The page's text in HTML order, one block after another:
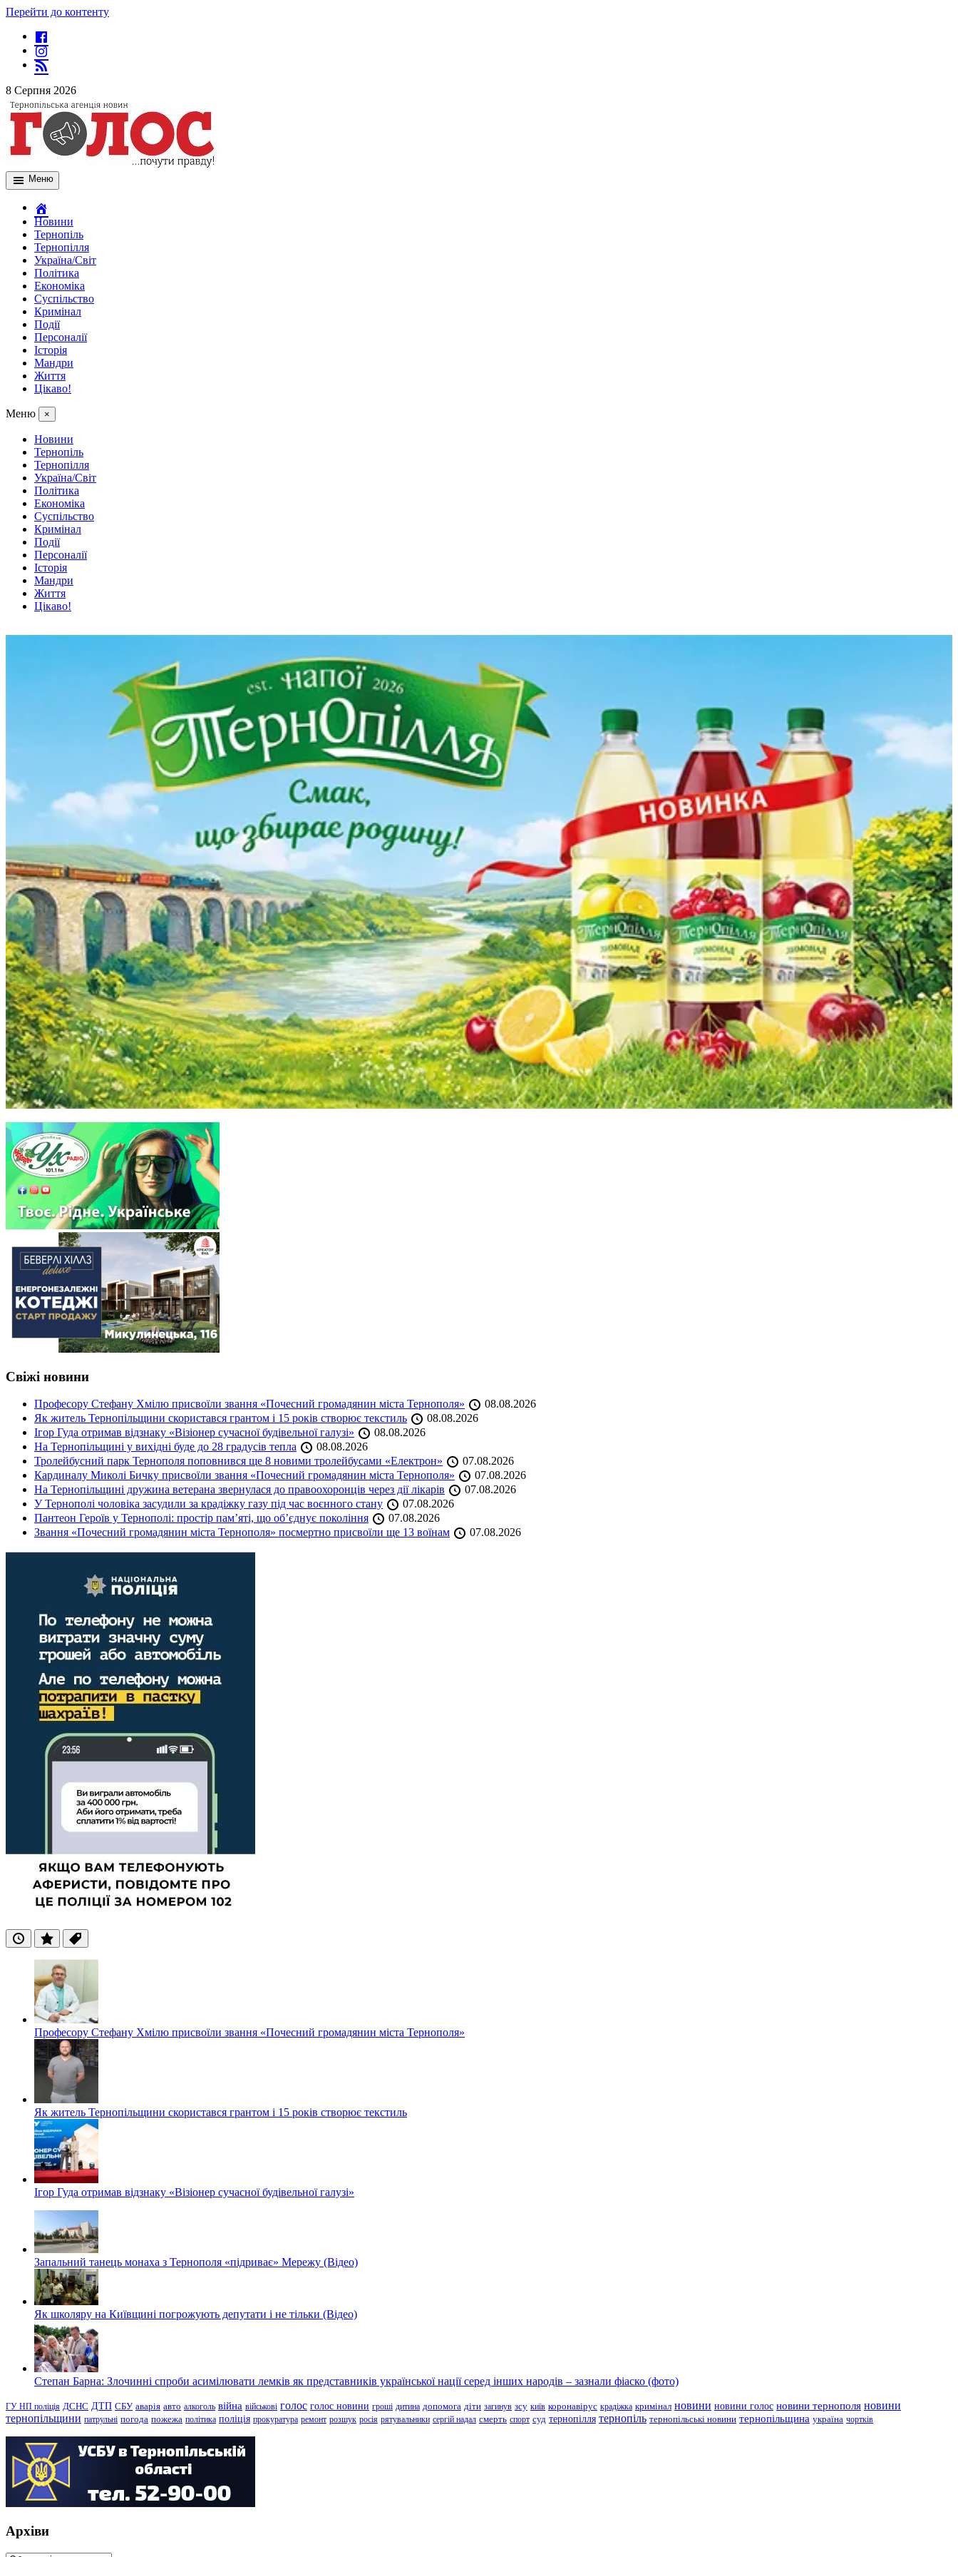
Перейти до контенту
8 Серпня 2026
Меню
Новини
Тернопіль
Тернопілля
Україна/Світ
Політика
Економіка
Суспільство
Кримінал
Події
Персоналії
Історія
Мандри
Життя
Цікаво!
Меню ×
Новини
Тернопіль
Тернопілля
Україна/Світ
Політика
Економіка
Суспільство
Кримінал
Події
Персоналії
Історія
Мандри
Життя
Цікаво!
Свіжі новини
Професору Стефану Хмілю присвоїли звання «Почесний громадянин міста Тернополя»
08.08.2026
Як житель Тернопільщини скористався грантом і 15 років створює текстиль
08.08.2026
Ігор Гуда отримав відзнаку «Візіонер сучасної будівельної галузі»
08.08.2026
На Тернопільщині у вихідні буде до 28 градусів тепла
08.08.2026
Тролейбусний парк Тернополя поповнився ще 8 новими тролейбусами «Електрон»
07.08.2026
Кардиналу Миколі Бичку присвоїли звання «Почесний громадянин міста Тернополя»
07.08.2026
На Тернопільщині дружина ветерана звернулася до правоохоронців через дії лікарів
07.08.2026
У Тернополі чоловіка засудили за крадіжку газу під час воєнного стану
07.08.2026
Пантеон Героїв у Тернополі: простір пам’яті, що об’єднує покоління
07.08.2026
Звання «Почесний громадянин міста Тернополя» посмертно присвоїли ще 13 воїнам
07.08.2026
ОстанніПопулярні
Теги
Професору Стефану Хмілю присвоїли звання «Почесний громадянин міста Тернополя»
Як житель Тернопільщини скористався грантом і 15 років створює текстиль
Ігор Гуда отримав відзнаку «Візіонер сучасної будівельної галузі»
Запальний танець монаха з Тернополя «підриває» Мережу (Відео)
Як школяру на Київщині погрожують депутати і не тільки (Відео)
Степан Барна: Злочинні спроби асимілювати лемків як представників української нації серед інших народів – зазнали фіаско (фото)
ГУ НП поліція ДСНС ДТП СБУ аварія авто алкоголь війна військові голос голос новини гроші дитина допомога діти загинув зсу київ коронавірус крадіжка кримінал новини новини голос новини тернополя новини
тернопільщини патрульні погода пожежа політика поліція прокуратура ремонт розшук росія рятувальники сергій надал смерть спорт суд тернопілля тернопіль тернопільські новини тернопільщина україна чортків
Архіви